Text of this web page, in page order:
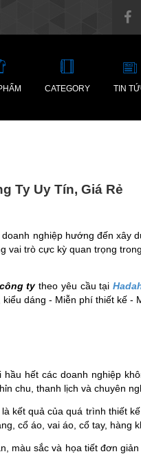
CATEGORY TIN
Ty Uy Tín, Giá Rẻ
nghiệp hướng đến xây
vai trò cực kỳ quan trọng
công tytheo yêu cầu tại
dáng - Miễn phí thiết kế -
hết các doanh nghiệp
chu, thanh lịch và chuyên
kết quả của quá trình thiết
cổ áo, vai áo, cổ tay, hàng
màu sắc và họa tiết đơn